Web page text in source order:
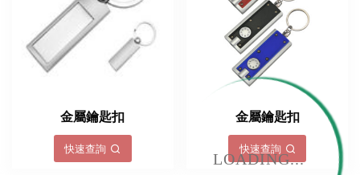
LOADING...
金屬鑰匙扣
快速查詢
金屬鑰匙扣
快速查詢